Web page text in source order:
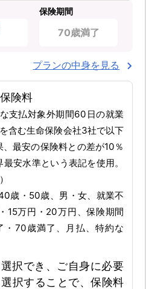
保険期間
70歳満了
プランの中身を見る
険料
支払対象外期間60日の就業
含む生命保険会社3社で以下
最安の保険料との差が10％
安水準という表記を使用。
歳・50歳、男・女、就業不
15万円・20万円、保険期間
70歳満了、月払、特約な
択でき、ご自身に必要
択することで、保険料